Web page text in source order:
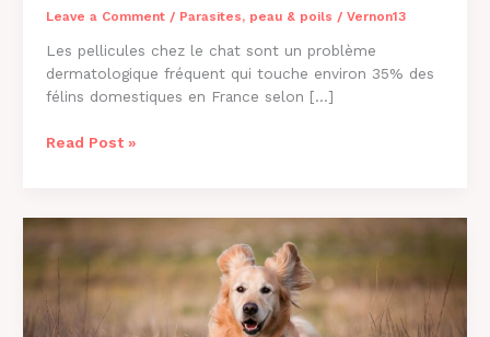
Leave a Comment / Parasites, peau & poils / Vernon13
Les pellicules chez le chat sont un problème
dermatologique fréquent qui touche environ 35% des
félins domestiques en France selon […]
Pourquoi
Pellicules
et
Read Post »